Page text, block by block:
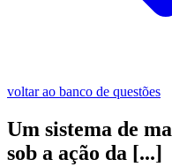
voltar ao banco de questões
Um sistema de
sob a ação da [...]